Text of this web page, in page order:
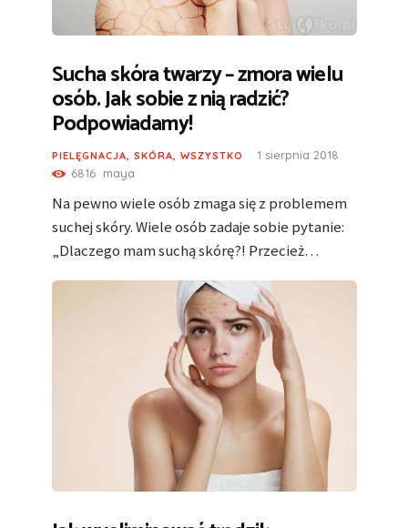
Sucha skóra twarzy – zmora wielu
osób. Jak sobie z nią radzić?
Podpowiadamy!
PIELĘGNACJA, SKÓRA, WSZYSTKO
1 sierpnia 2018
6816 maya
Na pewno wiele osób zmaga się z problemem
suchej skóry. Wiele osób zadaje sobie pytanie:
„Dlaczego mam suchą skórę?! Przecież…